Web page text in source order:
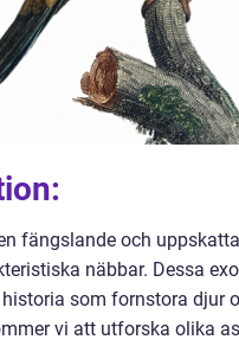
fängslande och
näbbar. Dessa
som fornstora djur
vi att utforska olika